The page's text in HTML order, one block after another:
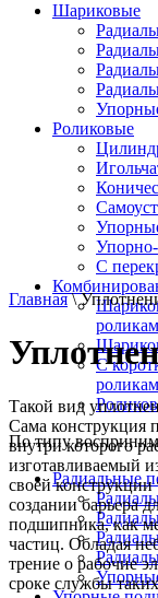
Шариковые
Роликовые
C
С
По типу
Радиальные
Главная\
Такой вид
Сама конструкция
внутри которого
изготавливаемый
своей
создании барьера
подшипника, как
частиц. Обладая
трение о рабочие
сроке службы